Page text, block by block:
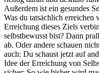
Außerdem ist ein gesundes
Was du tatsächlich
Erreichung dieses Ziels
selbstbewusst bist? Dann
ab. Oder andere schauen
auch: Du schaust jetzt auf
Idee der Erreichung von